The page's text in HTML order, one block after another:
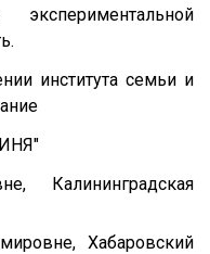
экспериментальной
института семьи и
Калининградская
Хабаровский